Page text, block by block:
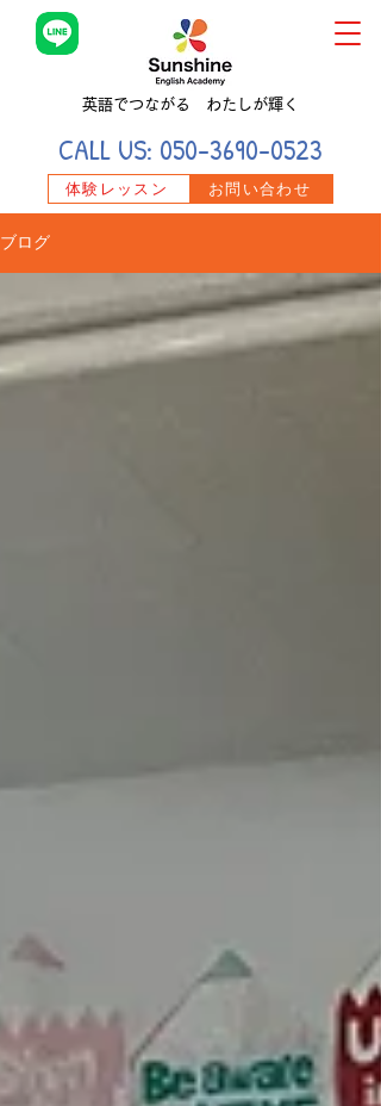
体験レッスン お問い合わせ
CALL US: 050-3690-0523
英語でつながる わたしが輝く
ブログ